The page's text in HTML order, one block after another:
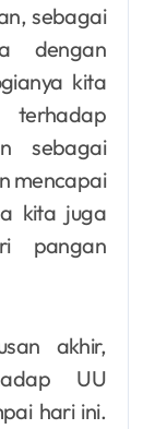
sebagai
dengan
kita
sebagai
mencapai
kita juga
pangan
akhir,
UU
hari ini.